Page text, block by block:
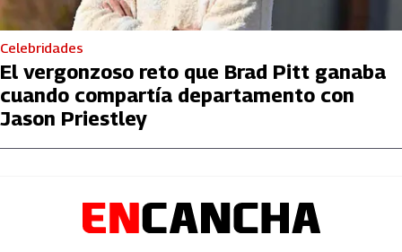
Celebridades
El vergonzoso reto que Brad Pitt ganaba
cuando compartía departamento con
Jason Priestley